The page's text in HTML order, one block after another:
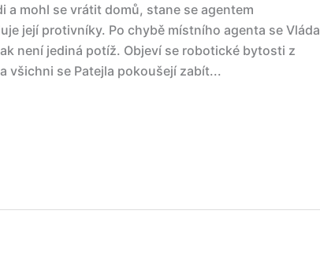
a mohl se vrátit domů, stane se agentem
její protivníky. Po chybě místního agenta se Vláda
není jediná potíž. Objeví se robotické bytosti z
všichni se Patejla pokoušejí zabít...